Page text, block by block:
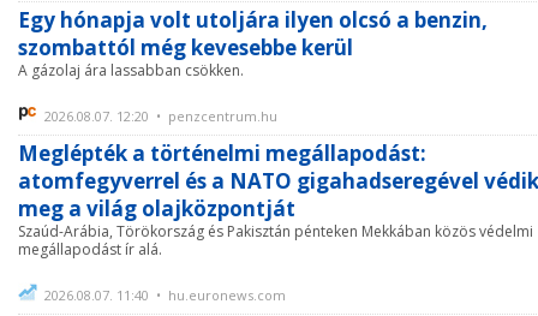
Egy hónapja volt utoljára ilyen olcsó a benzin,
szombattól még kevesebbe kerül
A gázolaj ára lassabban csökken.
2026.08.07. 12:20 • penzcentrum.hu
Meglépték a történelmi megállapodást:
atomfegyverrel és a NATO gigahadseregével védik
meg a világ olajközpontját
Szaúd-Arábia, Törökország és Pakisztán pénteken Mekkában közös védelmi
megállapodást ír alá.
2026.08.07. 11:40 • hu.euronews.com